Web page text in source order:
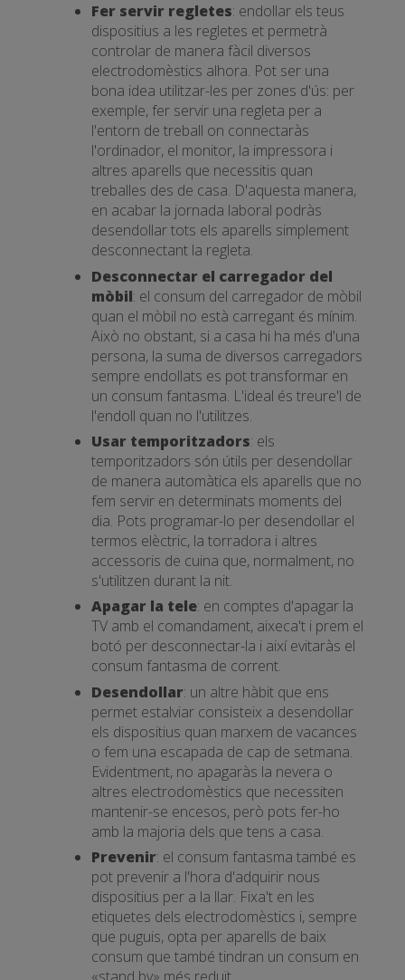
Fer servir regletes: endollar els teus
dispositius a les regletes et permetrà
controlar de manera fàcil diversos
electrodomèstics alhora. Pot ser una
bona idea utilitzar-les per zones d'ús: per
exemple, fer servir una regleta per a
l'entorn de treball on connectaràs
l'ordinador, el monitor, la impressora i
altres aparells que necessitis quan
treballes des de casa. D'aquesta manera,
en acabar la jornada laboral podràs
desendollar tots els aparells simplement
desconnectant la regleta.
Desconnectar el carregador del
mòbil: el consum del carregador de mòbil
quan el mòbil no està carregant és mínim.
Això no obstant, si a casa hi ha més d'una
persona, la suma de diversos carregadors
sempre endollats es pot transformar en
un consum fantasma. L'ideal és treure'l de
l'endoll quan no l'utilitzes.
Usar temporitzadors: els
temporitzadors són útils per desendollar
de manera automàtica els aparells que no
fem servir en determinats moments del
dia. Pots programar-lo per desendollar el
termos elèctric, la torradora i altres
accessoris de cuina que, normalment, no
s'utilitzen durant la nit.
Apagar la tele: en comptes d'apagar la
TV amb el comandament, aixeca't i prem el
botó per desconnectar-la i així evitaràs el
consum fantasma de corrent.
Desendollar: un altre hàbit que ens
permet estalviar consisteix a desendollar
els dispositius quan marxem de vacances
o fem una escapada de cap de setmana.
Evidentment, no apagaràs la nevera o
altres electrodomèstics que necessiten
mantenir-se encesos, però pots fer-ho
amb la majoria dels que tens a casa.
Prevenir: el consum fantasma també es
pot prevenir a l'hora d'adquirir nous
dispositius per a la llar. Fixa't en les
etiquetes dels electrodomèstics i, sempre
que puguis, opta per aparells de baix
consum que també tindran un consum en